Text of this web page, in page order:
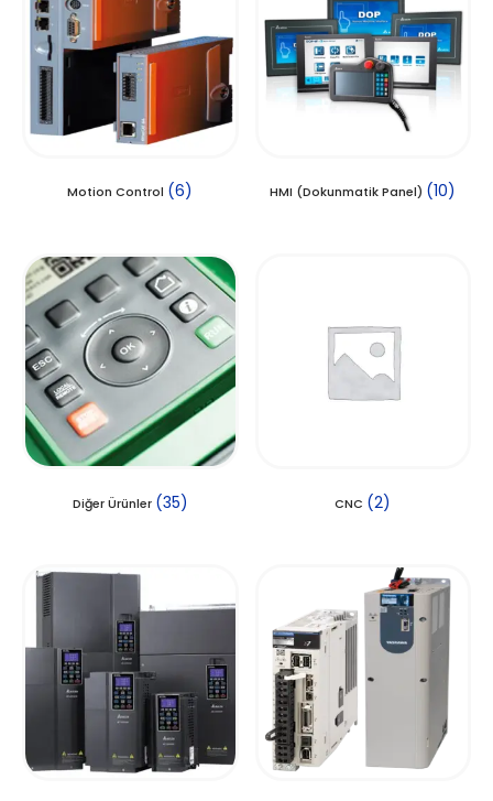
Motion Control (6) HMI (Dokunmatik Panel) (10)
Diğer Ürünler (35) CNC (2)